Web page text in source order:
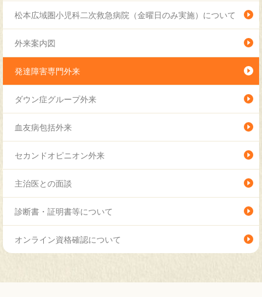
松本広域圏小児科二次救急病院（金曜日のみ実施）について
外来案内図
発達障害専門外来
ダウン症グループ外来
血友病包括外来
セカンドオピニオン外来
主治医との面談
診断書・証明書等について
オンライン資格確認について